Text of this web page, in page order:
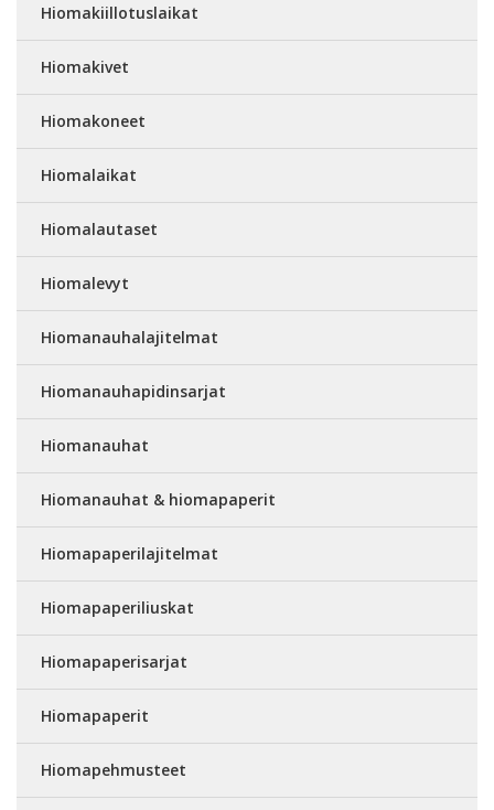
Hiomakiillotuslaikat
Hiomakivet
Hiomakoneet
Hiomalaikat
Hiomalautaset
Hiomalevyt
Hiomanauhalajitelmat
Hiomanauhapidinsarjat
Hiomanauhat
Hiomanauhat & hiomapaperit
Hiomapaperilajitelmat
Hiomapaperiliuskat
Hiomapaperisarjat
Hiomapaperit
Hiomapehmusteet